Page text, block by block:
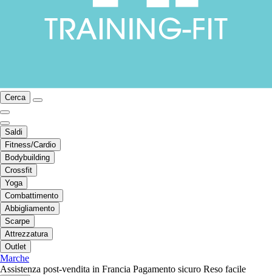
Cerca
Saldi
Fitness/Cardio
Bodybuilding
Crossfit
Yoga
Combattimento
Abbigliamento
Scarpe
Attrezzatura
Outlet
Marche
Assistenza post-vendita in Francia Pagamento sicuro Reso facile